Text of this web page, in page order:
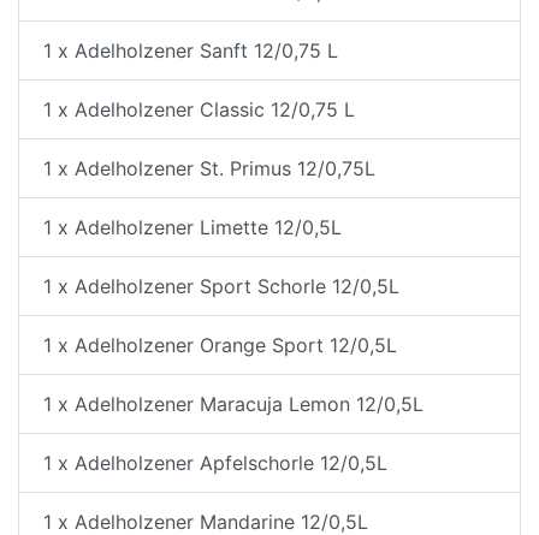
1 x Adelholzener Sanft 12/0,75 L
1 x Adelholzener Classic 12/0,75 L
1 x Adelholzener St. Primus 12/0,75L
1 x Adelholzener Limette 12/0,5L
1 x Adelholzener Sport Schorle 12/0,5L
1 x Adelholzener Orange Sport 12/0,5L
1 x Adelholzener Maracuja Lemon 12/0,5L
1 x Adelholzener Apfelschorle 12/0,5L
1 x Adelholzener Mandarine 12/0,5L